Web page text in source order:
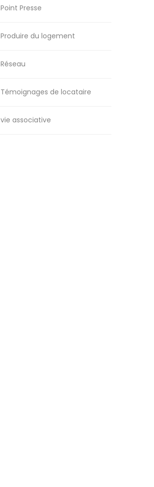
Point Presse
Produire du logement
Réseau
Témoignages de locataire
vie associative